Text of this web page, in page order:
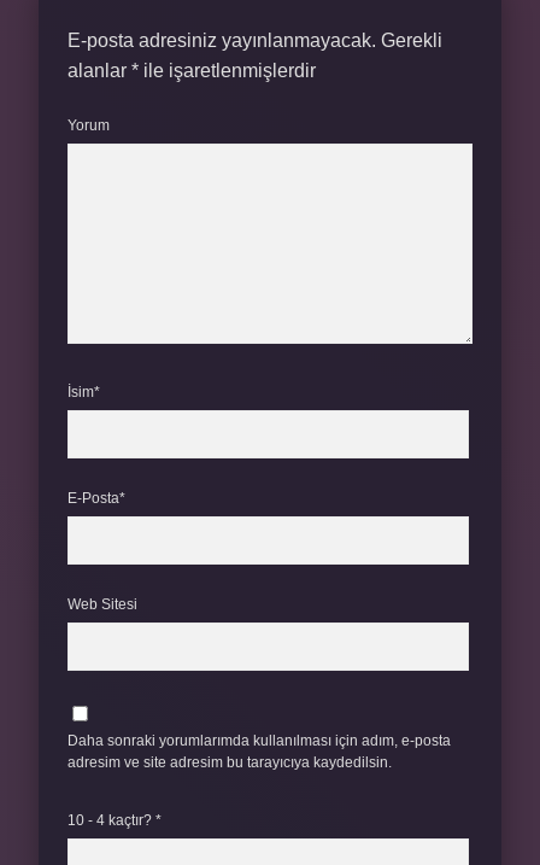
E-posta adresiniz yayınlanmayacak. Gerekli
alanlar * ile işaretlenmişlerdir
Yorum
İsim*
E-Posta*
Web Sitesi
Daha sonraki yorumlarımda kullanılması için adım, e-posta
adresim ve site adresim bu tarayıcıya kaydedilsin.
10 - 4 kaçtır? *